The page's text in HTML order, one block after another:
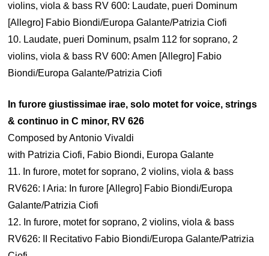
violins, viola & bass RV 600: Laudate, pueri Dominum
[Allegro] Fabio Biondi/Europa Galante/Patrizia Ciofi
10. Laudate, pueri Dominum, psalm 112 for soprano, 2
violins, viola & bass RV 600: Amen [Allegro] Fabio
Biondi/Europa Galante/Patrizia Ciofi
In furore giustissimae irae, solo motet for voice, strings
& continuo in C minor, RV 626
Composed by Antonio Vivaldi
with Patrizia Ciofi, Fabio Biondi, Europa Galante
11. In furore, motet for soprano, 2 violins, viola & bass
RV626: I Aria: In furore [Allegro] Fabio Biondi/Europa
Galante/Patrizia Ciofi
12. In furore, motet for soprano, 2 violins, viola & bass
RV626: II Recitativo Fabio Biondi/Europa Galante/Patrizia